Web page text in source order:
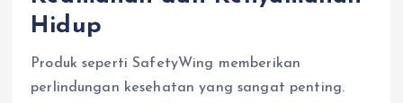
Hidup
Produk seperti SafetyWing memberikan
perlindungan kesehatan yang sangat penting.